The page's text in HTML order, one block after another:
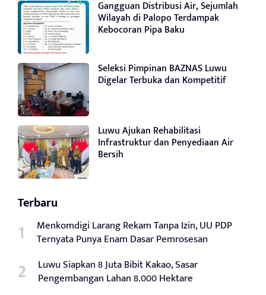
Gangguan Distribusi Air, Sejumlah
Wilayah di Palopo Terdampak
Kebocoran Pipa Baku
Seleksi Pimpinan BAZNAS Luwu
Digelar Terbuka dan Kompetitif
Luwu Ajukan Rehabilitasi
Infrastruktur dan Penyediaan Air
Bersih
Terbaru
Menkomdigi Larang Rekam Tanpa Izin, UU PDP
Ternyata Punya Enam Dasar Pemrosesan
Luwu Siapkan 8 Juta Bibit Kakao, Sasar
Pengembangan Lahan 8.000 Hektare